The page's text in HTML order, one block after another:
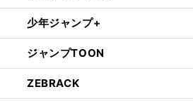
少年ジャンプ+
ジャンプTOON
ZEBRACK